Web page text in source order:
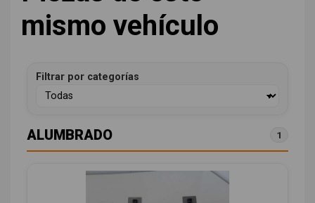
mismo vehículo
Filtrar por categorías
ALUMBRADO 1